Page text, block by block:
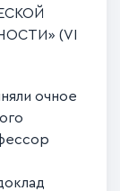
(VI
очное